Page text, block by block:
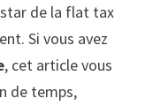
de la flat tax
Si vous avez
, cet article vous
de temps,